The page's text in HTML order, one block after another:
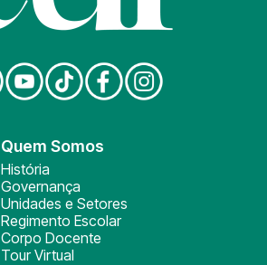
Quem Somos
História
Governança
Unidades e Setores
Regimento Escolar
Corpo Docente
Tour Virtual